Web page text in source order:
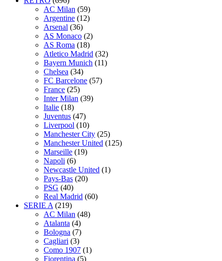
AC Milan (59)
Argentine (12)
Arsenal (36)
AS Monaco (2)
AS Roma (18)
Atletico Madrid (32)
Bayern Munich (11)
Chelsea (34)
FC Barcelone (57)
France (25)
Inter Milan (39)
Italie (18)
Juventus (47)
Liverpool (10)
Manchester City (25)
Manchester United (125)
Marseille (19)
Napoli (6)
Newcastle United (1)
Pays-Bas (20)
PSG (40)
Real Madrid (60)
SERIE A (219)
AC Milan (48)
Atalanta (4)
Bologna (7)
Cagliari (3)
Como 1907 (1)
Fiorentina (5)